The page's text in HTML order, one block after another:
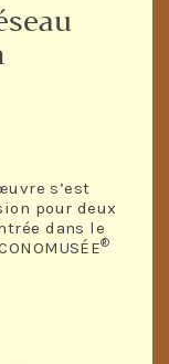
s’est
pour deux
dans le
®